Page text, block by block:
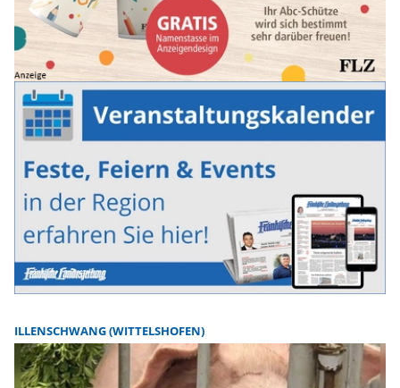
ILLENSCHWANG (WITTELSHOFEN)